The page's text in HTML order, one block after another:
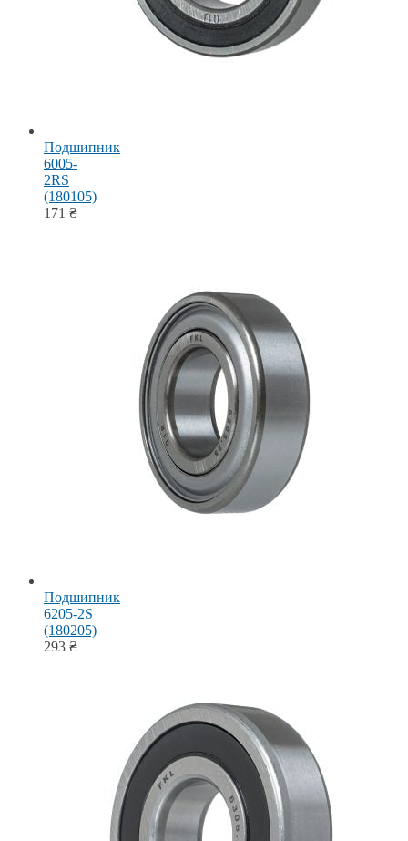
Подшипник
6005-
2RS
(180105)
171 ₴
Подшипник
6205-2S
(180205)
293 ₴